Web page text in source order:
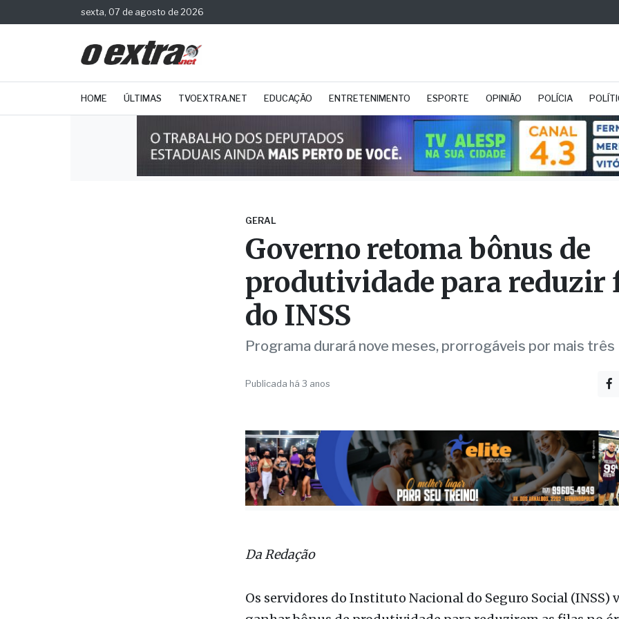
sexta, 07 de agosto de 2026
HOME ÚLTIMAS TVOEXTRA.NET EDUCAÇÃO ENTRETENIMENTO ESPORTE OPINIÃO POLÍCIA
GERAL
Governo retoma bônus de
produtividade para reduzir
Programa durará nove meses, prorrogáveis por mais três
Publicada há 3 anos